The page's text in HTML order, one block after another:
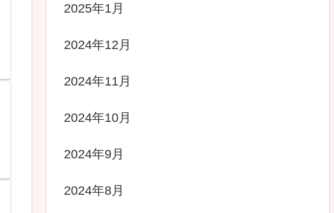
2025年1月
2024年12月
2024年11月
2024年10月
2024年9月
2024年8月